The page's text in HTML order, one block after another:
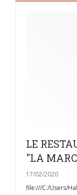
LE
"LA
17/02/2020
file:///C:/Users/